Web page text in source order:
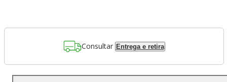
Consultar Entrega e retira